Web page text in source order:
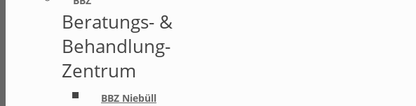
Beratungs- &
Behandlung-
Zentrum
BBZ Niebüll